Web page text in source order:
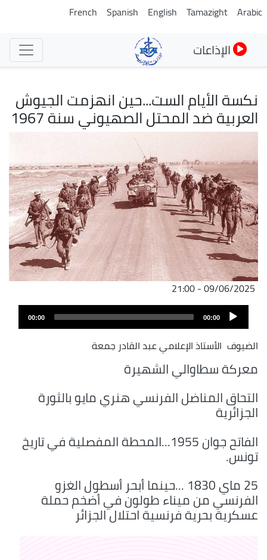
تجاوز
Arabic
Tamazight
English
Spanish
French
الإذاعات
نكسة الأيام الست...حين انهزمت الجيوش
العربية ضد المحتل الصهيوني سنة 1967
09/06/2025 - 21:00
Audio
Player
00:00
00:00
الضيوف الأستاذ الإعلامي عبد القادر جمعة
معركة سطاوالي الشهيرة
التحاق المناضل الفرنسي هنري مايو بالثورة
الجزائرية
الفاتح جوان 1955...المحطة المفصلية في تاريخ
تونس.
25 ماي 1830 ...حينما أبحر أسطول الغزو
الفرنسي من ميناء طولون في أضخم حملة
عسكرية بحرية فرنسية احتلال الجزائر